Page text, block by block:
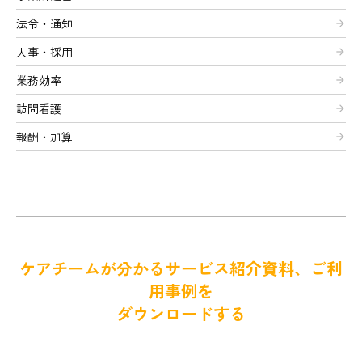
法令・通知 arrow_forward
人事・採用 arrow_forward
業務効率 arrow_forward
訪問看護 arrow_forward
報酬・加算 arrow_forward
ケアチームが分かるサービス紹介資料、ご利
用事例を
ダウンロードする